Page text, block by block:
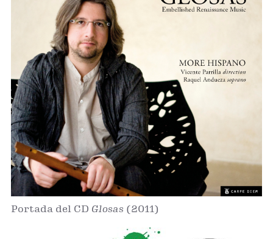
Portada del CD Glosas (2011)